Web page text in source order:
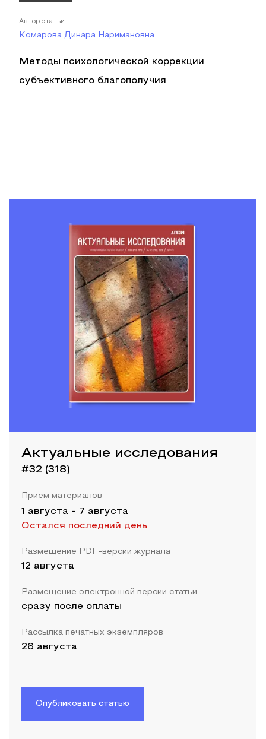
Автор статьи
Комарова Динара Наримановна
Методы психологической коррекции
субъективного благополучия
Актуальные исследования
#32 (318)
Прием материалов
1 августа - 7 августа
Остался последний день
Размещение PDF-версии журнала
12 августа
Размещение электронной версии статьи
сразу после оплаты
Рассылка печатных экземпляров
26 августа
Опубликовать статью